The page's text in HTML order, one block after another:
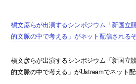
槇文彦らが出演するシンポジウム「新国立
的文脈の中で考える」がネット配信される
槇文彦らが出演するシンポジウム「新国立
的文脈の中で考える」がUstreamでネット配